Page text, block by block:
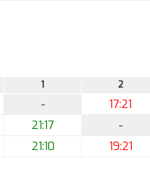
1 2
-
17:21
21:17
-
21:10 19:21